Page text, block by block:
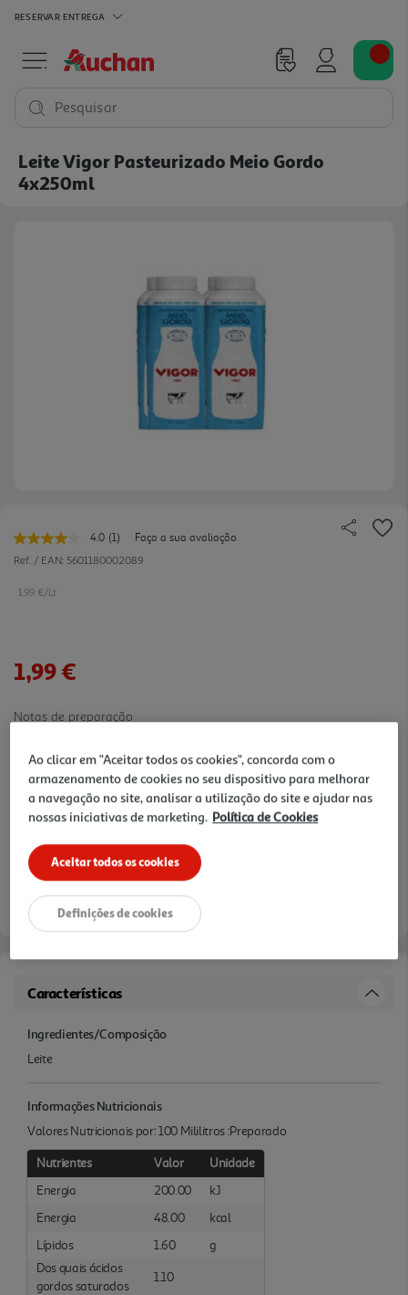
RESERVAR ENTREGA
Pesquisar
Leite Vigor Pasteurizado Meio Gordo
4x250ml
4.0 Leu
uma
(1)
Faça a sua avaliação
Ref. / EAN: 5601180002089
1.99 €/Lt
1,99 €
Notas de preparação
Características
Ingredientes/Composição
Leite
Informações Nutricionais
Valores Nutricionais por: 100 Mililitros :Preparado
Nutrientes Valor
Unidade
Energia
200.00
kJ
Energia
48.00
kcal
Lípidos
1.60
g
Dos quais ácidos
gordos saturados
1.10
Ao clicar em "Aceitar todos os cookies", concorda com o
armazenamento de cookies no seu dispositivo para melhorar
a navegação no site, analisar a utilização do site e ajudar nas
nossas iniciativas de marketing. Política de Cookies
Aceitar todos os cookies
Definições de cookies